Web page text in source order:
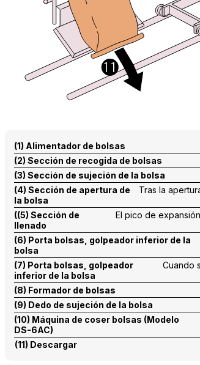
(1) Alimentador de bolsas
(2) Sección de recogida de bolsas
(3) Sección de sujeción de la bolsa
(4) Sección de apertura de
la bolsa
Tras la
((5) Sección de
llenado
El pico de
(6) Porta bolsas, golpeador inferior de la
bolsa
(7) Porta bolsas, golpeador
inferior de la bolsa
Cuando
(8) Formador de bolsas
(9) Dedo de sujeción de la bolsa
(10) Máquina de coser bolsas (Modelo
DS-6AC)
(11) Descargar